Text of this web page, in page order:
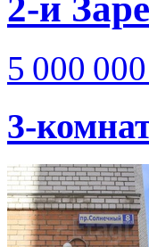
2-й
5 000
3-